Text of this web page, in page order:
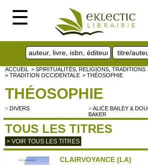
☰
ACCUEIL
> SPIRITUALITÉS, RELIGIONS, TRADITIONS
> TRADITION OCCIDENTALE > THÉOSOPHIE
THÉOSOPHIE
> DIVERS >ALICE BAILEY &
BAKER
TOUS LES TITRES
> VOIR TOUS LES TITRES
CLAIRVOYANCE (LA)